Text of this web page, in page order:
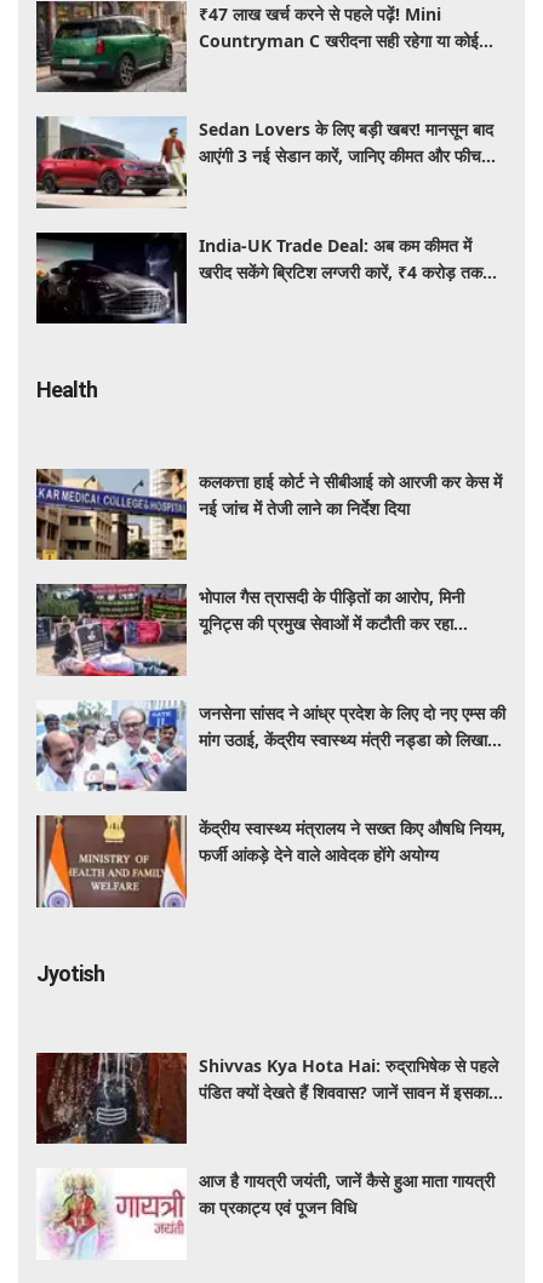
₹47 लाख खर्च करने से पहले पढ़ें! Mini
Countryman C खरीदना सही रहेगा या कोई
Sedan Lovers के लिए बड़ी खबर! मानसून बाद
आएंगी 3 नई सेडान कारें, जानिए कीमत और फीचर्स
India-UK Trade Deal: अब कम कीमत में
खरीद सकेंगे ब्रिटिश लग्जरी कारें, ₹4 करोड़ तक
Health
कलकत्ता हाई कोर्ट ने सीबीआई को आरजी कर केस में
नई जांच में तेजी लाने का निर्देश दिया
भोपाल गैस त्रासदी के पीड़ितों का आरोप, मिनी
यूनिट्स की प्रमुख सेवाओं में कटौती कर रहा
जनसेना सांसद ने आंध्र प्रदेश के लिए दो नए एम्स की
मांग उठाई, केंद्रीय स्वास्थ्य मंत्री नड्डा को लिखा
केंद्रीय स्वास्थ्य मंत्रालय ने सख्त किए औषधि नियम,
फर्जी आंकड़े देने वाले आवेदक होंगे अयोग्य
Jyotish
Shivvas Kya Hota Hai: रुद्राभिषेक से पहले
पंडित क्यों देखते हैं शिववास? जानें सावन में इसका
आज है गायत्री जयंती, जानें कैसे हुआ माता गायत्री
का प्रकाट्य एवं पूजन विधि